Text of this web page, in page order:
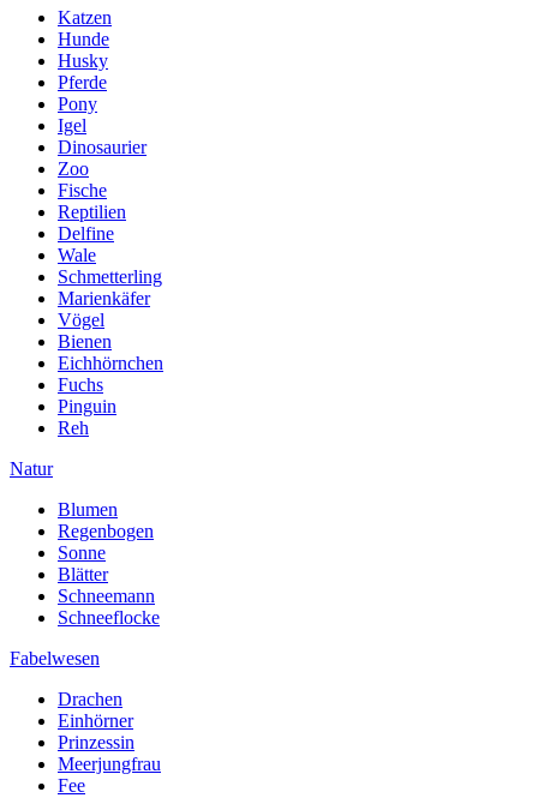
Katzen
Hunde
Husky
Pferde
Pony
Igel
Dinosaurier
Zoo
Fische
Reptilien
Delfine
Wale
Schmetterling
Marienkäfer
Vögel
Bienen
Eichhörnchen
Fuchs
Pinguin
Reh
Natur
Blumen
Regenbogen
Sonne
Blätter
Schneemann
Schneeflocke
Fabelwesen
Drachen
Einhörner
Prinzessin
Meerjungfrau
Fee